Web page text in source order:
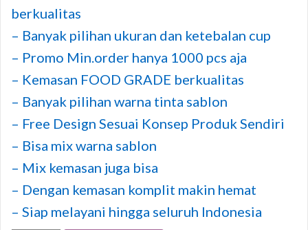
berkualitas
– Banyak pilihan ukuran dan ketebalan cup
– Promo Min.order hanya 1000 pcs aja
– Kemasan FOOD GRADE berkualitas
– Banyak pilihan warna tinta sablon
– Free Design Sesuai Konsep Produk Sendiri
– Bisa mix warna sablon
– Mix kemasan juga bisa
– Dengan kemasan komplit makin hemat
– Siap melayani hingga seluruh Indonesia